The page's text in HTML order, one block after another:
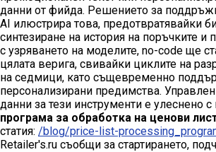
данни от фийда. Решението за
AI илюстрира това, предотвратявайки
синтезиране на история на поръчките и
с узряването на моделите, no-code ще
цялата верига, свивайки циклите на
на седмици, като същевременно
персонализирани предимства.
данни за тези инструменти е улеснено с
програма за обработка на ценови
статия: /blog/price-list-
Retailer's.ru съобщи за стартирането,